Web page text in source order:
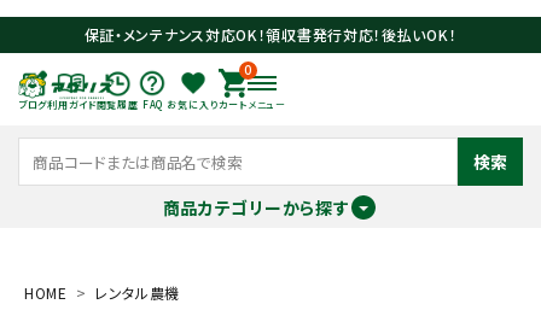
保証・メンテナンス対応OK！領収書発行対応！後払いOK！
ブログ利用ガイド閲覧履歴 FAQ お気に入り
0
カート メニュー
検索
商品カテゴリーから探す
meeting_room ログイン
HOME
レンタル農機